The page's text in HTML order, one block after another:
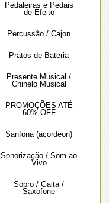
Pedaleiras e Pedais
de Efeito
Percussão / Cajon
Pratos de Bateria
Presente Musical /
Chinelo Musical
PROMOÇÕES ATÉ
60% OFF
Sanfona (acordeon)
Sonorização / Som ao
Vivo
Sopro / Gaita /
Saxofone